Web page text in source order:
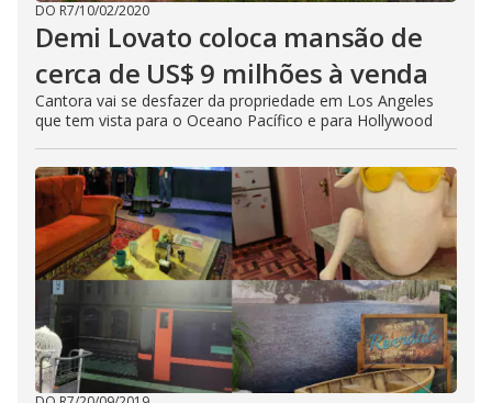
DO R7/10/02/2020
Demi Lovato coloca mansão de
cerca de US$ 9 milhões à venda
Cantora vai se desfazer da propriedade em Los Angeles
que tem vista para o Oceano Pacífico e para Hollywood